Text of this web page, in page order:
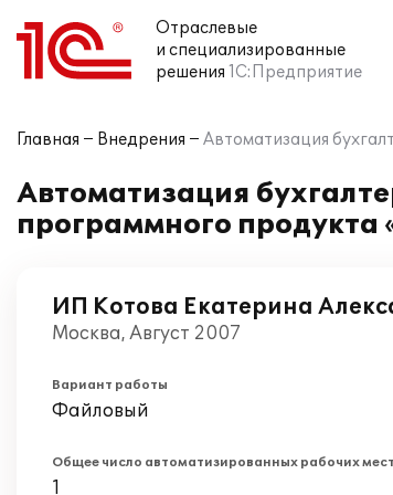
Отраслевые
и специализированные
решения 1С:Предприятие
Главная Внедрения Автоматизация
Автоматизация
программного продукта
ИП Котова Екатерина
Москва, Август 2007
Вариант работы
Файловый
Общее число автоматизированных рабочих мест
1